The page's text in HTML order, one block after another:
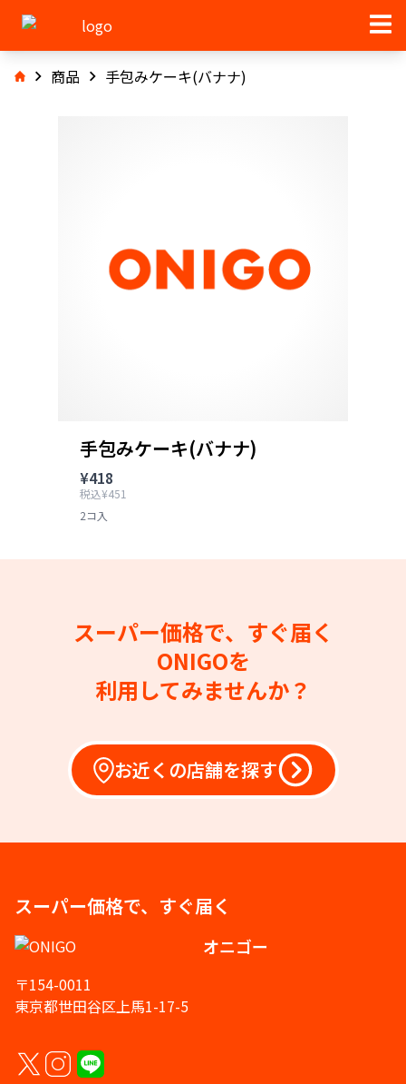
商品 手包みケーキ(バナナ)
手包みケーキ(バナナ)
¥418
税込¥451
2コ入
スーパー価格で、すぐ届く
ONIGOを
利用してみませんか？
お近くの店舗を探す
スーパー価格で、すぐ届く
オニゴー
〒154-0011
東京都世田谷区上馬1-17-5